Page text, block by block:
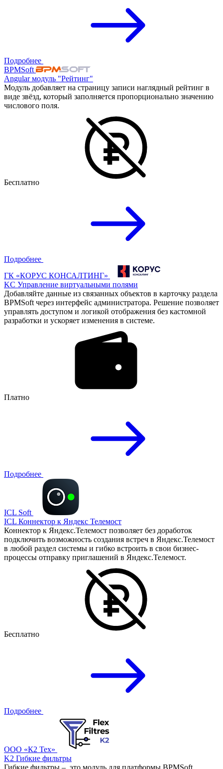
Подробнее
BPMSoft
Angular модуль "Рейтинг"
Модуль добавляет на страницу записи наглядный рейтинг в
виде звёзд, который заполняется пропорционально значению
числового поля.
Бесплатно
Подробнее
ГК «КОРУС КОНСАЛТИНГ»
KC Управление виртуальными полями
Добавляйте данные из связанных объектов в карточку раздела
BPMSoft через интерфейс администратора. Решение позволяет
управлять доступом и логикой отображения без кастомной
разработки и ускоряет изменения в системе.
Платно
Подробнее
ICL Soft
ICL Коннектор к Яндекс Телемост
Коннектор к Яндекс.Телемост позволяет без доработок
подключить возможность создания встреч в Яндекс.Телемост
в любой раздел системы и гибко встроить в свои бизнес-
процессы отправку приглашений в Яндекс.Телемост.
Бесплатно
Подробнее
ООО «К2 Тех»
K2 Гибкие фильтры
Гибкие фильтры – это модуль для платформы BPMSoft,